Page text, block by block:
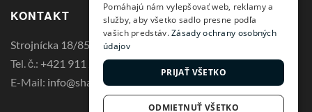
KONTAKT
Strojnícka 18/8581 Prešov, 080 01
Tel. č.: +421 911 221 411
E-Mail: info@sharewood.com
Pomáhajú nám vylepšovať web, reklamy a
služby, aby všetko sadlo presne podľa
vašich predstáv.Zásady ochrany osobných
údajov
PRIJAŤ VŠETKO
ODMIETNUŤ VŠETKO